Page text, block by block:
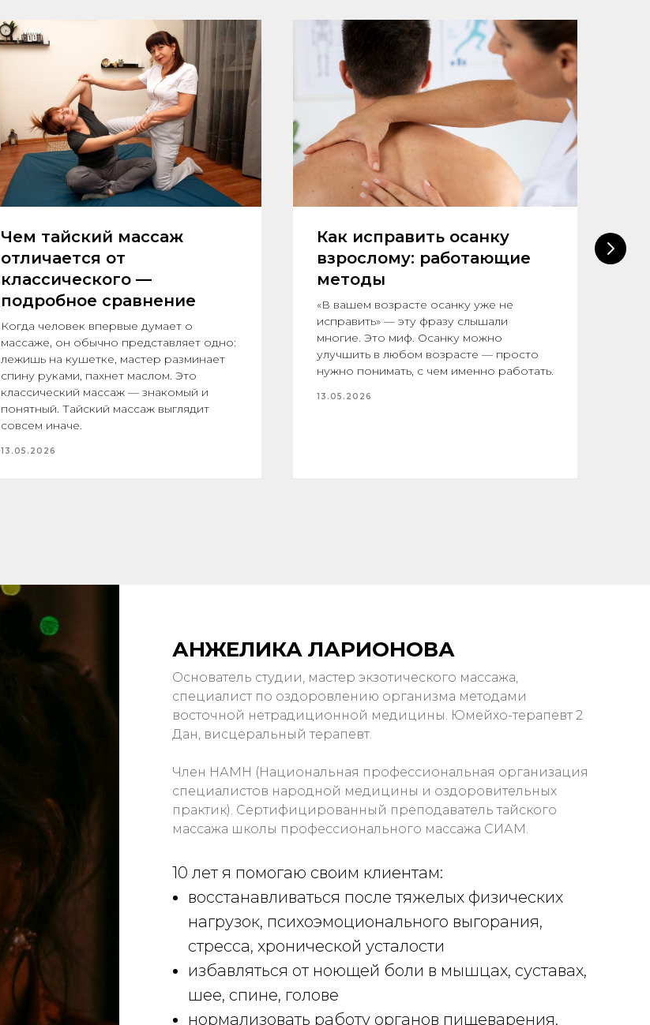
Чем тайский массаж
отличается от
классического —
подробное сравнение
Когда человек впервые думает о
массаже, он обычно представляет одно:
лежишь на кушетке, мастер разминает
спину руками, пахнет маслом. Это
классический массаж — знакомый и
понятный. Тайский массаж выглядит
совсем иначе.
13.05.2026
Как исправить осанку
взрослому: работающие
методы
«В вашем возрасте осанку уже не
исправить» — эту фразу слышали
многие. Это миф. Осанку можно
улучшить в любом возрасте — просто
нужно понимать, с чем именно работать.
13.05.2026
АНЖЕЛИКА ЛАРИОНОВА
Основатель студии, мастер экзотического массажа,
специалист по оздоровлению организма методами
восточной нетрадиционной медицины. Юмейхо-терапевт 2
Дан, висцеральный терапевт.
Член НАМН (Национальная профессиональная организация
специалистов народной медицины и оздоровительных
практик). Сертифицированный преподаватель тайского
массажа школы профессионального массажа СИАМ.
10 лет я помогаю своим клиентам:
восстанавливаться после тяжелых физических
нагрузок, психоэмоционального выгорания,
стресса, хронической усталости
избавляться от ноющей боли в мышцах, суставах,
шее, спине, голове
нормализовать работу органов пищеварения,